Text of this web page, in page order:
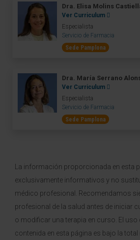
Dra. Elisa Molins
Ver Curriculum
Especialista
Servicio de Farmacia
Sede Pamplona
Dra. María Serrano
Ver Curriculum
Especialista
Servicio de Farmacia
Sede Pamplona
La información proporcionada en esta
exclusivamente informativos y no
médico profesional. Recomendamos
profesional de la salud antes de iniciar
o modificar una terapia en curso. El
contenida en esta página es bajo la